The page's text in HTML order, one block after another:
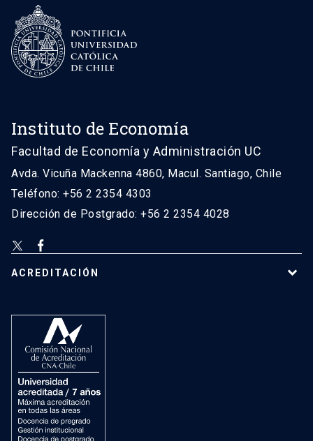
Instituto de Economía
Facultad de Economía y Administración UC
Avda. Vicuña Mackenna 4860, Macul. Santiago, Chile
Teléfono: +56 2 2354 4303
Dirección de Postgrado: +56 2 2354 4028
ACREDITACIÓN